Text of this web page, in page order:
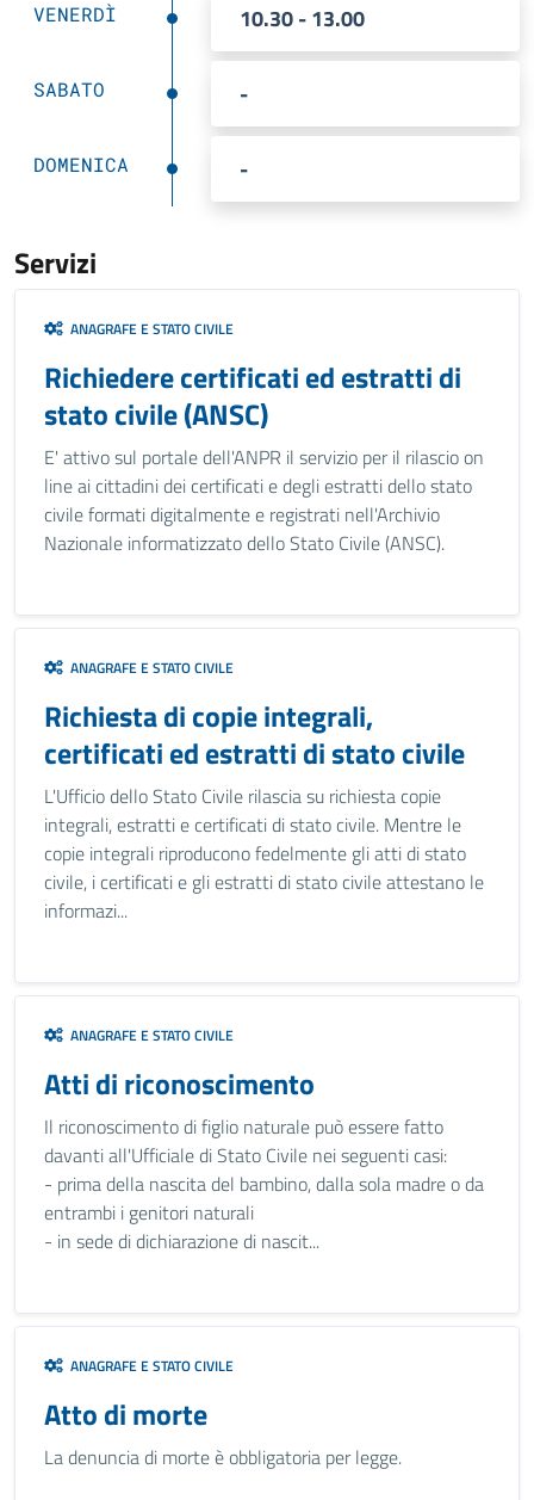
VENERDÌ 10.30 - 13.00
SABATO -
DOMENICA -
Servizi
ANAGRAFE E STATO CIVILE
Richiedere certificati ed estratti di
stato civile (ANSC)
E' attivo sul portale dell'ANPR il servizio per il rilascio on
line ai cittadini dei certificati e degli estratti dello stato
civile formati digitalmente e registrati nell'Archivio
Nazionale informatizzato dello Stato Civile (ANSC).
ANAGRAFE E STATO CIVILE
Richiesta di copie integrali,
certificati ed estratti di stato civile
L'Ufficio dello Stato Civile rilascia su richiesta copie
integrali, estratti e certificati di stato civile. Mentre le
copie integrali riproducono fedelmente gli atti di stato
civile, i certificati e gli estratti di stato civile attestano le
informazi...
ANAGRAFE E STATO CIVILE
Atti di riconoscimento
Il riconoscimento di figlio naturale può essere fatto
davanti all'Ufficiale di Stato Civile nei seguenti casi:
- prima della nascita del bambino, dalla sola madre o da
entrambi i genitori naturali
- in sede di dichiarazione di nascit...
ANAGRAFE E STATO CIVILE
Atto di morte
La denuncia di morte è obbligatoria per legge.